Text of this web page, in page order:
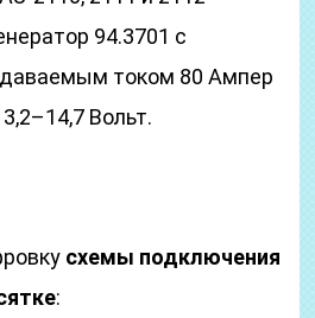
94.3701 с
током 80 Ампер
Вольт.
схемы подключения
: